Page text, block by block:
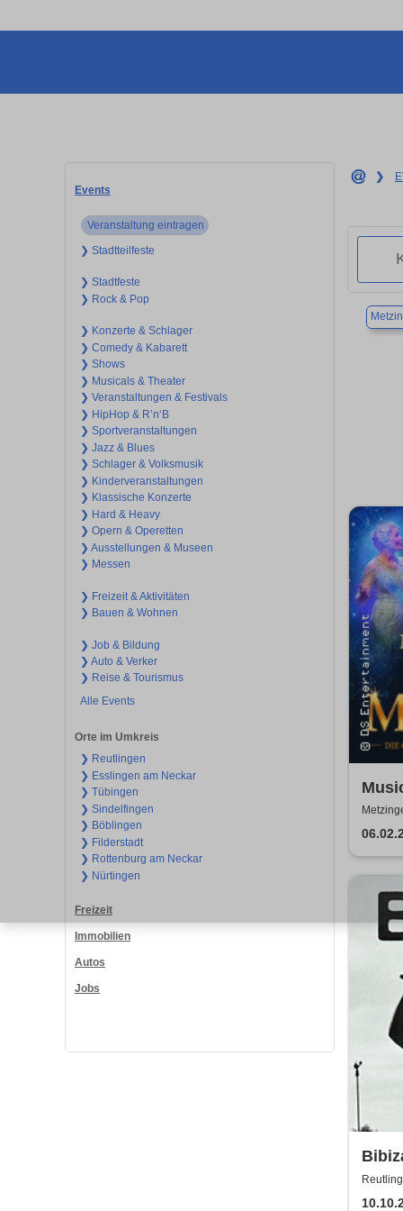
Events
Veranstaltung eintragen
❯ Stadtteilfeste
❯ Stadtfeste
❯ Rock & Pop
❯ Konzerte & Schlager
❯ Comedy & Kabarett
❯ Shows
❯ Musicals & Theater
❯ Veranstaltungen & Festivals
❯ HipHop & R’n‘B
❯ Sportveranstaltungen
❯ Jazz & Blues
❯ Schlager & Volksmusik
❯ Kinderveranstaltungen
❯ Klassische Konzerte
❯ Hard & Heavy
❯ Opern & Operetten
❯ Ausstellungen & Museen
❯ Messen
❯ Freizeit & Aktivitäten
❯ Bauen & Wohnen
❯ Job & Bildung
❯ Auto & Verker
❯ Reise & Tourismus
Alle Events
Orte im Umkreis
❯ Reutlingen
❯ Esslingen am Neckar
❯ Tübingen
❯ Sindelfingen
❯ Böblingen
❯ Filderstadt
❯ Rottenburg am Neckar
❯ Nürtingen
Freizeit
Immobilien
Autos
Jobs
❯